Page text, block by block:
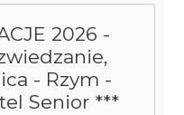
2026 -
- Rzym -
Senior ***